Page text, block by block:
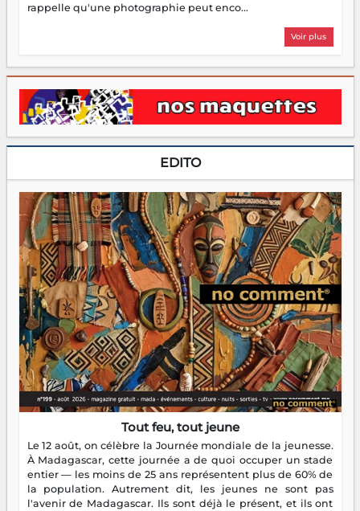
rappelle qu'une photographie peut enco...
Voir plus
EDITO
Tout feu, tout jeune
Le 12 août, on célèbre la Journée mondiale de la jeunesse.
À Madagascar, cette journée a de quoi occuper un stade
entier — les moins de 25 ans représentent plus de 60% de
la population. Autrement dit, les jeunes ne sont pas
l'avenir de Madagascar. Ils sont déjà le présent, et ils ont